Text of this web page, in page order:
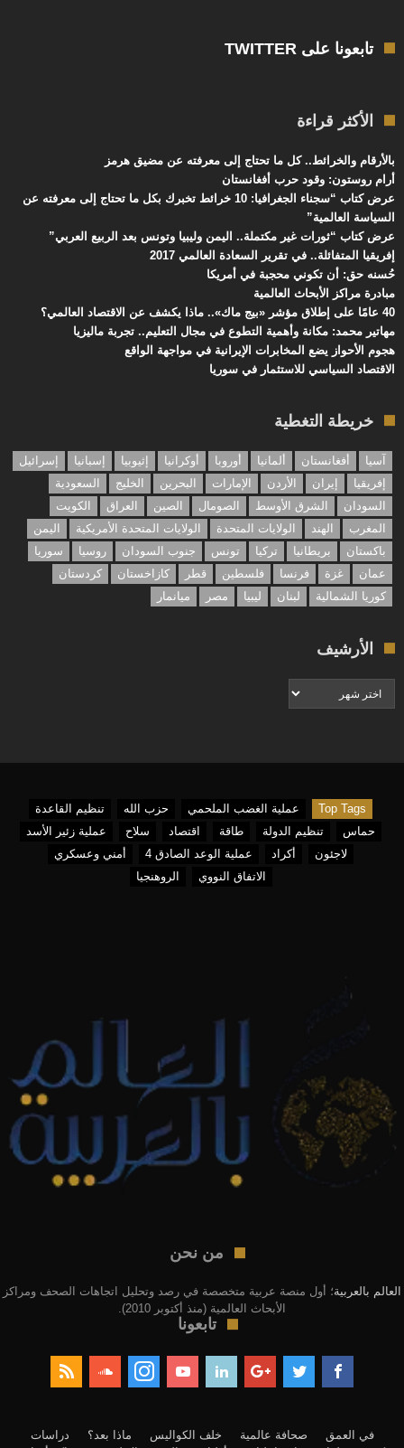
تابعونا على TWITTER
الأكثر قراءة
بالأرقام والخرائط.. كل ما تحتاج إلى معرفته عن مضيق هرمز
أرام روستون: وقود حرب أفغانستان
عرض كتاب “سجناء الجغرافيا: 10 خرائط تخبرك بكل ما تحتاج إلى معرفته عن
السياسة العالمية”
عرض كتاب “ثورات غير مكتملة.. اليمن وليبيا وتونس بعد الربيع العربي”
إفريقيا المتفائلة.. في تقرير السعادة العالمي 2017
حُسنه حق: أن تكوني محجبة في أمريكا
مبادرة مراكز الأبحاث العالمية
40 عامًا على إطلاق مؤشر «بيج ماك».. ماذا يكشف عن الاقتصاد العالمي؟
مهاتير محمد: مكانة وأهمية التطوع في مجال التعليم.. تجربة ماليزيا
هجوم الأحواز يضع المخابرات الإيرانية في مواجهة الواقع
الاقتصاد السياسي للاستثمار في سوريا
خريطة التغطية
آسيا أفغانستان ألمانيا أوروبا أوكرانيا إثيوبيا إسبانيا
إسرائيل
إفريقيا
إيران الأردن الإمارات البحرين الخليج
السعودية
السودان
الشرق الأوسط الصومال الصين العراق
الكويت
المغرب
الهند الولايات المتحدة الولايات المتحدة الأمريكية
اليمن
باكستان
بريطانيا تركيا تونس جنوب السودان روسيا
سوريا
عمان
غزة فرنسا فلسطين قطر كازاخستان
كردستان
كوريا الشمالية
لبنان ليبيا مصر ميانمار
الأرشيف
الأرشيف
Top Tags عملية الغضب الملحمي حزب الله
تنظيم القاعدة
حماس
تنظيم الدولة طاقة اقتصاد سلاح
عملية زئير الأسد
لاجئون
أكراد عملية الوعد الصادق 4
أمني وعسكري
الاتفاق النووي
الروهنجيا
من نحن
العالم بالعربية؛ أول منصة عربية متخصصة في رصد وتحليل اتجاهات الصحف ومراكز
الأبحاث العالمية (منذ أكتوبر 2010).
تابعونا
في العمق صحافة عالمية خلف الكواليس ماذا بعد؟
دراسات